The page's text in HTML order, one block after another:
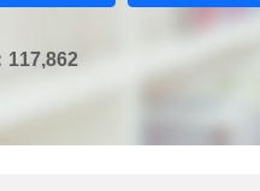
117,862